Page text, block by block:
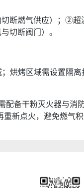
断燃气供应）；②超
切断阀门）。
烤区域需设置隔离
备干粉灭火器与消
新点火，避免燃气